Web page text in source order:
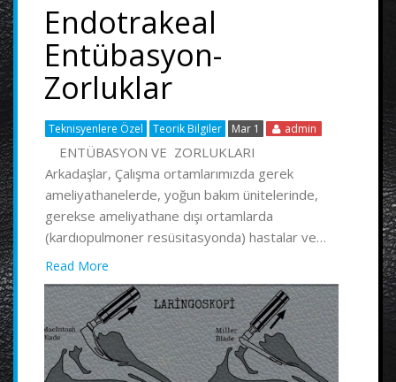
Endotrakeal
Entübasyon-
Zorluklar
Teknisyenlere Özel Teorik Bilgiler Mar 1 admin
ENTÜBASYON VE ZORLUKLARI
Arkadaşlar, Çalışma ortamlarımızda gerek
ameliyathanelerde, yoğun bakım ünitelerinde,
gerekse ameliyathane dışı ortamlarda
(kardıopulmoner resüsitasyonda) hastalar ve…
Read More